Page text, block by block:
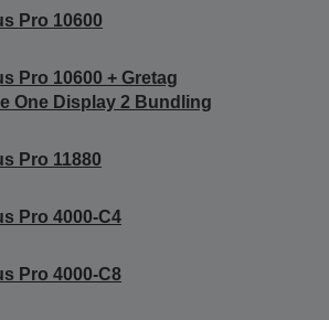
Pro 10600
Pro 10600 + Gretag
One Display 2 Bundling
Pro 11880
Pro 4000-C4
Pro 4000-C8